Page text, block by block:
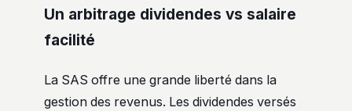
Un arbitrage dividendes vs salaire
facilité
La SAS offre une grande liberté dans la
gestion des revenus. Les dividendes versés